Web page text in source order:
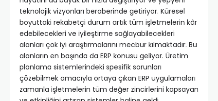
teknolojik vizyonları beraberinde getiriyor. Küresel
boyuttaki rekabetçi durum artık tüm işletmelerin kâr
edebilecekleri ve iyileştirme sağlayabilecekleri
alanları çok iyi araştırmalarını mecbur kılmaktadır. Bu
alanların en başında da ERP konusu geliyor. Üretim
planlama sistemlerindeki spesifik sorunları
çözebilmek amacıyla ortaya çıkan ERP uygulamaları
zamanla işletmelerin tüm değer zincirlerini kapsayan